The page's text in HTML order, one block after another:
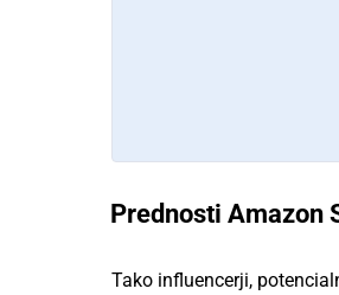
Prednosti Amazon
Tako influencerji,